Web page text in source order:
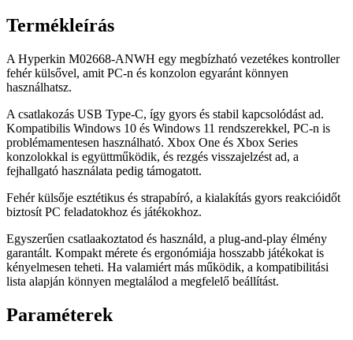
Termékleírás
A Hyperkin M02668-ANWH egy megbízható vezetékes kontroller
fehér külsővel, amit PC-n és konzolon egyaránt könnyen
használhatsz.
A csatlakozás USB Type-C, így gyors és stabil kapcsolódást ad.
Kompatibilis Windows 10 és Windows 11 rendszerekkel, PC-n is
problémamentesen használható. Xbox One és Xbox Series
konzolokkal is együttműködik, és rezgés visszajelzést ad, a
fejhallgató használata pedig támogatott.
Fehér külsője esztétikus és strapabíró, a kialakítás gyors reakcióidőt
biztosít PC feladatokhoz és játékokhoz.
Egyszerűen csatlaakoztatod és használd, a plug-and-play élmény
garantált. Kompakt mérete és ergonómiája hosszabb játékokat is
kényelmesen teheti. Ha valamiért más működik, a kompatibilitási
lista alapján könnyen megtalálod a megfelelő beállítást.
Paraméterek